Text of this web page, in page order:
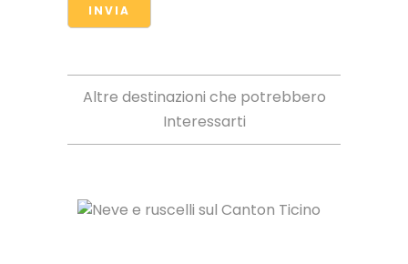
Altre destinazioni che potrebbero
Interessarti